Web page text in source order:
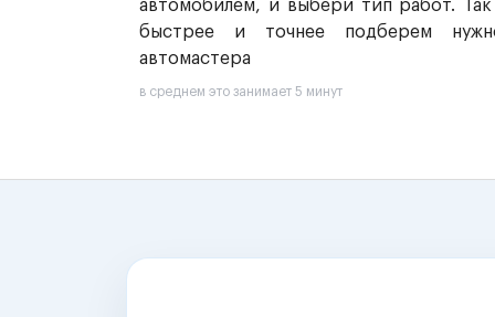
автомобилем, и выбери тип работ.
быстрее и точнее подберем
автомастера
в среднем это занимает 5 минут